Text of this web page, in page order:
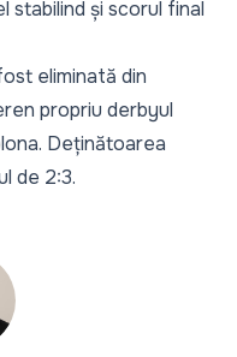
stabilind și scorul final
eliminată din
propriu derbyul
Deținătoarea
de 2:3.